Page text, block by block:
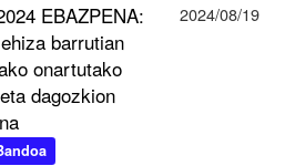
EBAZPENA:
barrutian
onartutako
dagozkion
2024/08/19